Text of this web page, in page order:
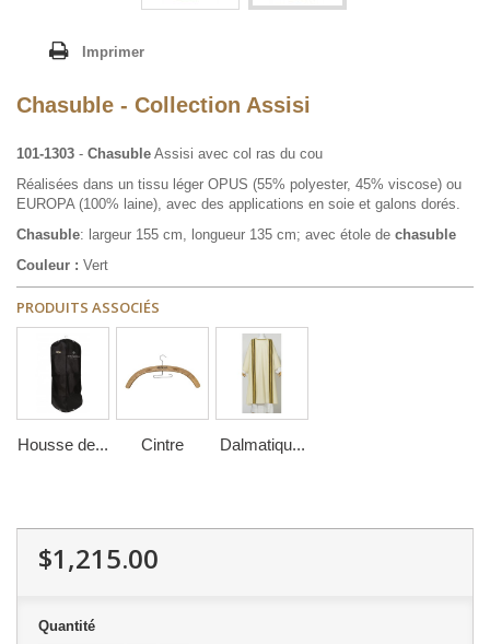
Imprimer
Chasuble - Collection Assisi
101-1303 - Chasuble Assisi avec col ras du cou
Réalisées dans un tissu léger OPUS (55% polyester, 45% viscose) ou
EUROPA (100% laine), avec des applications en soie et galons dorés.
Chasuble: largeur 155 cm, longueur 135 cm; avec étole de chasuble
Couleur : Vert
PRODUITS ASSOCIÉS
Housse de... Cintre Dalmatiqu...
$1,215.00
Quantité